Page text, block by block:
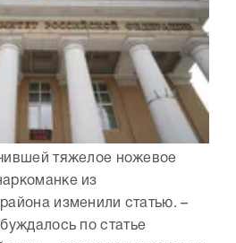
тяжелое ножевое
из
изменили статью. –
по статье